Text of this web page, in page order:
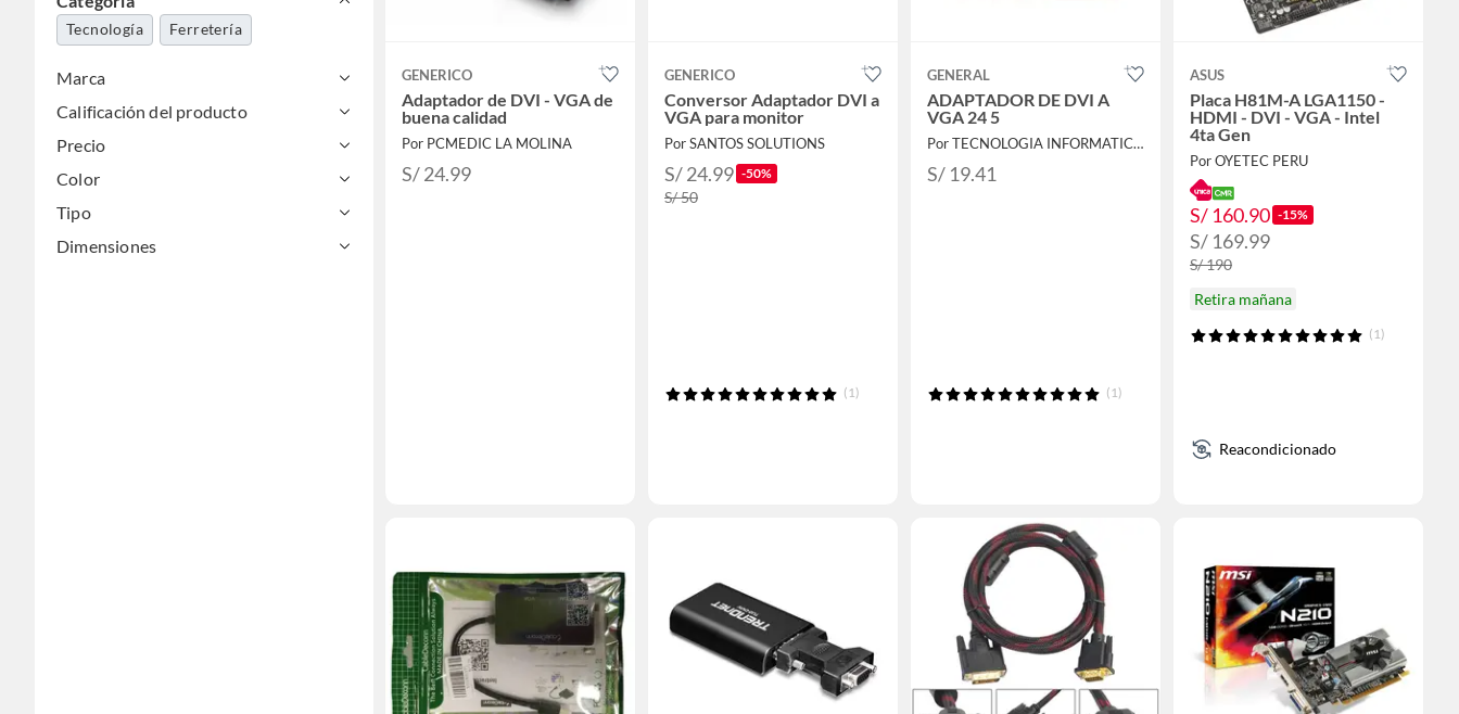
Tecnología Ferretería
Marca
Calificación del producto
Precio
Color
Tipo
Dimensiones
GENERICO
Adaptador de DVI - VGA de
buena calidad
Por PCMEDIC LA MOLINA
S/ 24.99
GENERICO
Conversor Adaptador DVI a
VGA para monitor
Por SANTOS SOLUTIONS
S/ 24.99 -50%
S/ 50
(1)
GENERAL
ADAPTADOR DE DVI A
VGA 24 5
Por TECNOLOGIA INFORMATICA Y CONSULTORIA
S/ 19.41
(1)
ASUS
Placa H81M-A LGA1150 -
HDMI - DVI - VGA - Intel
4ta Gen
Por OYETEC PERU
S/ 160.90 -15%
S/ 169.99
S/ 190
Retira mañana
(1)
Reacondicionado